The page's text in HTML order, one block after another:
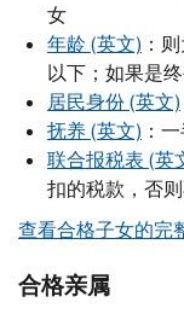
女
年龄 (英文) ：
以下；如果是
居民身份 (英文)
抚养 (英文) ：
联合报税表 (英
扣的税款，否
查看合格子女的完
合格亲属